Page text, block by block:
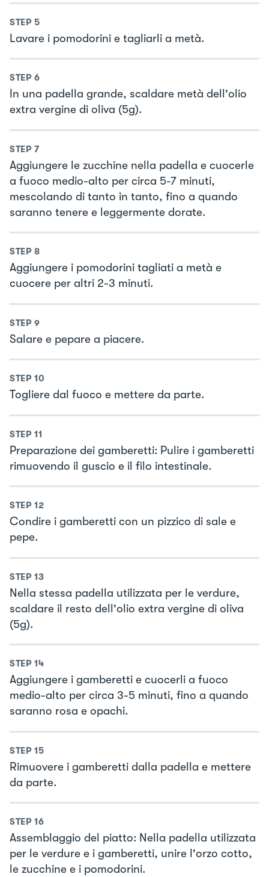
STEP 5
Lavare i pomodorini e tagliarli a metà.
STEP 6
In una padella grande, scaldare metà dell'olio
extra vergine di oliva (5g).
STEP 7
Aggiungere le zucchine nella padella e cuocerle
a fuoco medio-alto per circa 5-7 minuti,
mescolando di tanto in tanto, fino a quando
saranno tenere e leggermente dorate.
STEP 8
Aggiungere i pomodorini tagliati a metà e
cuocere per altri 2-3 minuti.
STEP 9
Salare e pepare a piacere.
STEP 10
Togliere dal fuoco e mettere da parte.
STEP 11
Preparazione dei gamberetti: Pulire i gamberetti
rimuovendo il guscio e il filo intestinale.
STEP 12
Condire i gamberetti con un pizzico di sale e
pepe.
STEP 13
Nella stessa padella utilizzata per le verdure,
scaldare il resto dell'olio extra vergine di oliva
(5g).
STEP 14
Aggiungere i gamberetti e cuocerli a fuoco
medio-alto per circa 3-5 minuti, fino a quando
saranno rosa e opachi.
STEP 15
Rimuovere i gamberetti dalla padella e mettere
da parte.
STEP 16
Assemblaggio del piatto: Nella padella utilizzata
per le verdure e i gamberetti, unire l'orzo cotto,
le zucchine e i pomodorini.